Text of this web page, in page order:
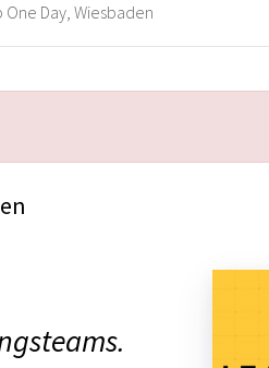
One Day, Wiesbaden